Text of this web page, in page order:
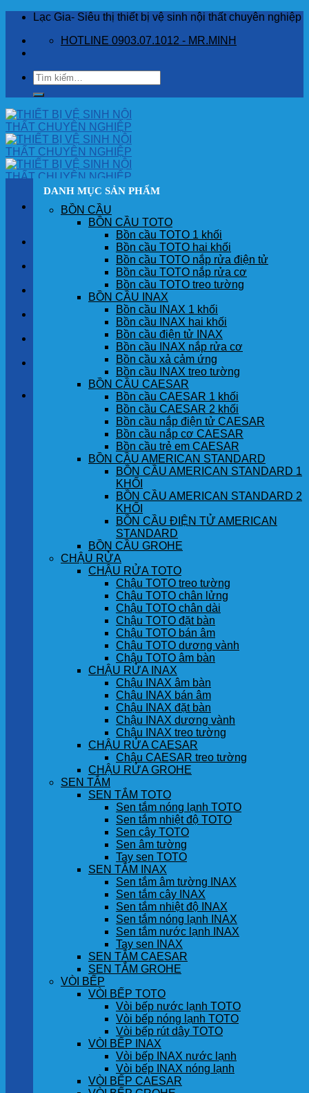
Skip
content
Lạc Gia- Siêu thị thiết bị vệ sinh nội thất chuyên nghiệp
HOTLINE 0903.07.1012 - MR.MINH
Tìm
kiếm:
SẢN PHẨM
GÓC KHÁCH HÀNG
Chưa có sản phẩm trong giỏ hàng.
DANH MỤC SẢN PHẨM
BỒN CẦU
BỒN CẦU TOTO
Bồn cầu TOTO 1 khối
Bồn cầu TOTO hai khối
Bồn cầu TOTO nắp rửa điện tử
Bồn cầu TOTO nắp rửa cơ
Bồn cầu TOTO treo tường
BỒN CẦU INAX
Bồn cầu INAX 1 khối
Bồn cầu INAX hai khối
Bồn cầu điện tử INAX
Bồn cầu INAX nắp rửa cơ
Bồn cầu xả cảm ứng
Bồn cầu INAX treo tường
BỒN CẦU CAESAR
Bồn cầu CAESAR 1 khối
Bồn cầu CAESAR 2 khối
Bồn cầu nắp điện tử CAESAR
Bồn cầu nắp cơ CAESAR
Bồn cầu trẻ em CAESAR
BỒN CẦU AMERICAN STANDARD
BỒN CẦU AMERICAN STANDARD 1
KHỐI
BỒN CẦU AMERICAN STANDARD 2
KHỐI
BỒN CẦU ĐIỆN TỬ AMERICAN
STANDARD
BỒN CẦU GROHE
CHẬU RỬA
CHẬU RỬA TOTO
Chậu TOTO treo tường
Chậu TOTO chân lửng
Chậu TOTO chân dài
Chậu TOTO đặt bàn
Chậu TOTO bán âm
Chậu TOTO dương vành
Chậu TOTO âm bàn
CHẬU RỬA INAX
Chậu INAX âm bàn
Chậu INAX bán âm
Chậu INAX đặt bàn
Chậu INAX dương vành
Chậu INAX treo tường
CHẬU RỬA CAESAR
Chậu CAESAR treo tường
CHẬU RỬA GROHE
SEN TẮM
SEN TẮM TOTO
Sen tắm nóng lạnh TOTO
Sen tắm nhiệt độ TOTO
Sen cây TOTO
Sen âm tường
Tay sen TOTO
SEN TẮM INAX
Sen tắm âm tường INAX
Sen tắm cây INAX
Sen tắm nhiệt độ INAX
Sen tắm nóng lạnh INAX
Sen tắm nước lạnh INAX
Tay sen INAX
SEN TẮM CAESAR
SEN TẮM GROHE
VÒI BẾP
VÒI BẾP TOTO
Vòi bếp nước lạnh TOTO
Vòi bếp nóng lạnh TOTO
Vòi bếp rút dây TOTO
VÒI BẾP INAX
Vòi bếp INAX nước lạnh
Vòi bếp INAX nóng lạnh
VÒI BẾP CAESAR